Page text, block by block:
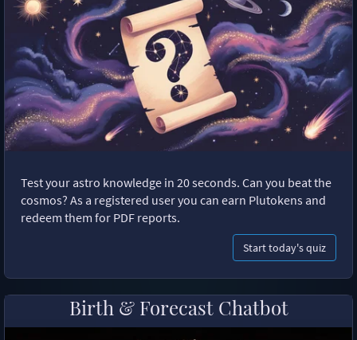
Test your astro knowledge in 20 seconds. Can you beat the
cosmos? As a registered user you can earn Plutokens and
redeem them for PDF reports.
Start today's quiz
Birth & Forecast Chatbot